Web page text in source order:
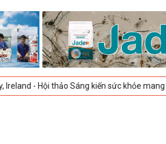
thảo Sáng kiến sức khỏe mang cá 2025 -